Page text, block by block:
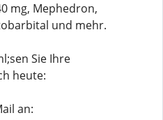
mg, Mephedron,
und mehr.
Sie Ihre
heute:
an: